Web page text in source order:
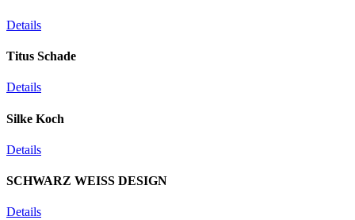
Details
Titus Schade
Details
Silke Koch
Details
SCHWARZ WEISS DESIGN
Details